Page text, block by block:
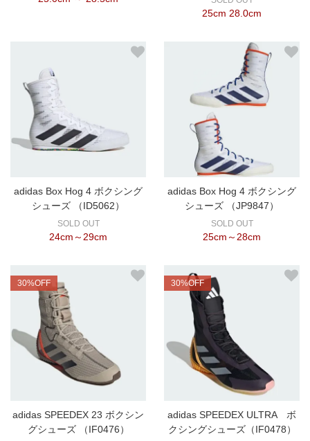
25cm 28.0cm
adidas Box Hog 4 ボクシング
シューズ （ID5062）
SOLD OUT
24cm～29cm
adidas Box Hog 4 ボクシング
シューズ （JP9847）
SOLD OUT
25cm～28cm
30%OFF
adidas SPEEDEX 23 ボクシン
グシューズ （IF0476）
30%OFF
adidas SPEEDEX ULTRA ボ
クシングシューズ（IF0478）